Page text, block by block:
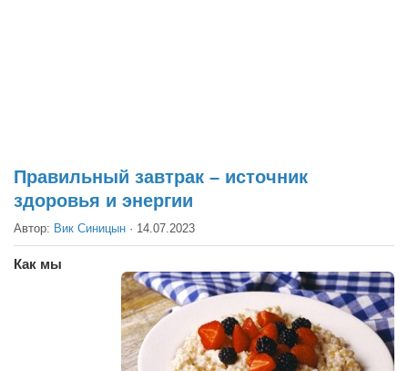
Выборы
Деньги
Традиции
Правильный завтрак – источник
здоровья и энергии
Автор: Вик Синицын · 14.07.2023
Как мы